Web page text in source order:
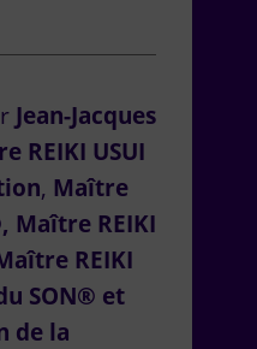
Jean-Jacques
REIKI USUI
, Maître
Maître REIKI
REIKI
SON® et
de la